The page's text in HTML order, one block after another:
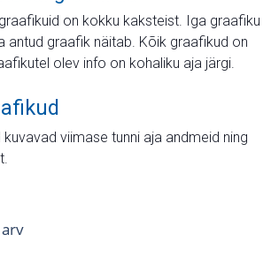
on kokku kaksteist. Iga graafiku
antud graafik näitab. Kõik graafikud on
olev info on kohaliku aja järgi.
viimase tunni aja andmeid ning